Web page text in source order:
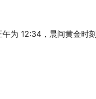
为 12:34，晨间黄金时